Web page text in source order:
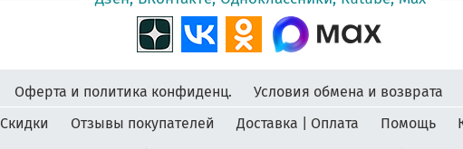
Оферта и политика конфиденц.
Условия обмена и возврата
Скидки
Отзывы покупателей Доставка | Оплата Помощь